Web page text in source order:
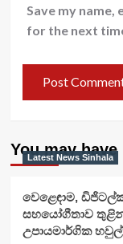
Save my name,
for the next
You may have
Latest News Sinhala
වෙළෙඳාම,
සහයෝගීතාව තුළින්
උපායමාර්ගික